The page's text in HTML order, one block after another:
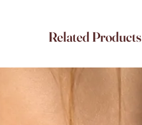
Related Products